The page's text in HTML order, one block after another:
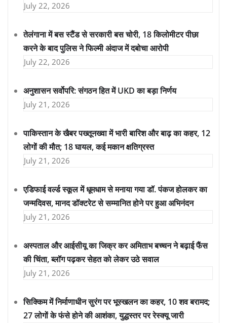
July 22, 2026
तेलंगाना में बस स्टैंड से सरकारी बस चोरी, 18 किलोमीटर पीछा
करने के बाद पुलिस ने फिल्मी अंदाज में दबोचा आरोपी
July 22, 2026
अनुशासन सर्वोपरि: संगठन हित में UKD का बड़ा निर्णय
July 21, 2026
पाकिस्तान के खैबर पख्तूनख्वा में भारी बारिश और बाढ़ का कहर, 12
लोगों की मौत; 18 घायल, कई मकान क्षतिग्रस्त
July 21, 2026
एडिफाई वर्ल्ड स्कूल में धूमधाम से मनाया गया डॉ. पंकज होलकर का
जन्मदिवस, मानद डॉक्टरेट से सम्मानित होने पर हुआ अभिनंदन
July 21, 2026
अस्पताल और आईसीयू का जिक्र कर अमिताभ बच्चन ने बढ़ाई फैंस
की चिंता, ब्लॉग पढ़कर सेहत को लेकर उठे सवाल
July 21, 2026
सिक्किम में निर्माणाधीन सुरंग पर भूस्खलन का कहर, 10 शव बरामद;
27 लोगों के फंसे होने की आशंका, युद्धस्तर पर रेस्क्यू जारी